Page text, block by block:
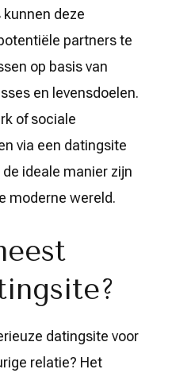
deze
partners te
op basis van
en levensdoelen.
of sociale
via een datingsite
ideale manier zijn
moderne wereld.
datingsite voor
relatie? Het